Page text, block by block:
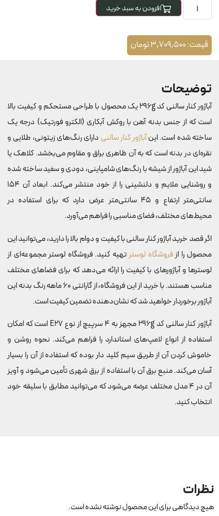
افزودن به سبد خرید
قیمت:3,709,500تومان
توضیحات
آباژور کنار سالنی کد 296g یک محصول با طراحی مستحکم و کیفیت بالا
است که از جنس بدنه آهن با روکش آبکاری (الکترو فورتیک) درجه یک
ساخته شده است. اینآباژور کنار سالنی دارای رنگ‌های زیتونی، طلایی و
نقره‌ای در بدنه است که به آن ظاهری براق و مقاوم می‌بخشد. کلاهک یا
شید این آباژور از شیشه با رنگ‌های شامپاینی، دودی و سفید ساخته شده
و روشنایی ملایم و دلنشینی را از خود منتشر می‌کند. ابعاد آن 154
سانتی‌متر ارتفاع و 45 سانتی‌متر عرض دارد که برای استفاده در
محیط‌های مختلف، فضای مناسبی را فراهم می‌آورد.
اگر قصد خرید آباژور کنار سالنی با کیفیت و دوام بالا را دارید، می‌توانید این
محصول را ازفروشگاه لوستر تهیه کنید. فروشگاه لوستر مجموعه‌ای از
لوسترها و آباژورهای با کیفیت را ارائه می‌دهد که برای فضاهای مختلف
مناسب هستند. با خرید از این فروشگاه، از گارانتی 60 ماهه رنگ بدنه این
آباژور برخوردار خواهید شد که نشان‌دهنده تضمین کیفیت است.
آباژور کنار سالنی کد 296g مجهز به 4 سرپیچ از نوع E27 است که امکان
استفاده از انواع لامپ‌های استاندارد را فراهم می‌کند. نحوه روشن و
خاموش کردن آن از طریق سیم کلید دار بوده که استفاده از آن را بسیار
آسان می‌کند. منبع برق آن با استفاده از برق شهری تأمین می‌شود و آویز
آن در 4 مدل مختلف عرضه می‌شود که می‌توانید مطابق با سلیقه خود
انتخاب کنید.
نظرات
هیچ دیدگاهی برای این محصول نوشته نشده است.